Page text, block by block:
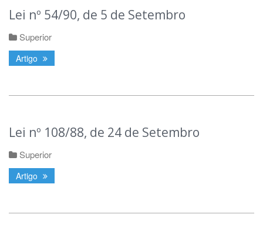
Lei nº 54/90, de 5 de Setembro
Superior
Artigo
Lei nº 108/88, de 24 de Setembro
Superior
Artigo